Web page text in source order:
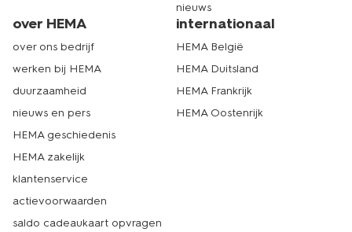
nieuws
over HEMA
over ons bedrijf
werken bij HEMA
duurzaamheid
nieuws en pers
HEMA geschiedenis
HEMA zakelijk
klantenservice
actievoorwaarden
saldo cadeaukaart opvragen
internationaal
HEMA België
HEMA Duitsland
HEMA Frankrijk
HEMA Oostenrijk